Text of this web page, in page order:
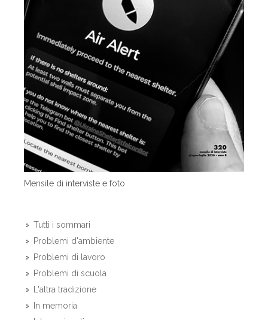
Mensile di interviste e foto
Tutti i sommari
Problemi d'ambiente
Problemi di lavoro
Problemi di scuola
L'altra tradizione
In memoria